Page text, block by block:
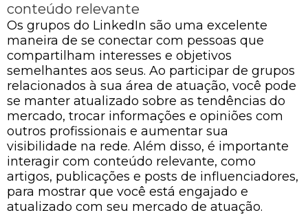
conteúdo relevante
Os grupos do LinkedIn são uma excelente
maneira de se conectar com pessoas que
compartilham interesses e objetivos
semelhantes aos seus. Ao participar de grupos
relacionados à sua área de atuação, você pode
se manter atualizado sobre as tendências do
mercado, trocar informações e opiniões com
outros profissionais e aumentar sua
visibilidade na rede. Além disso, é importante
interagir com conteúdo relevante, como
artigos, publicações e posts de influenciadores,
para mostrar que você está engajado e
atualizado com seu mercado de atuação.